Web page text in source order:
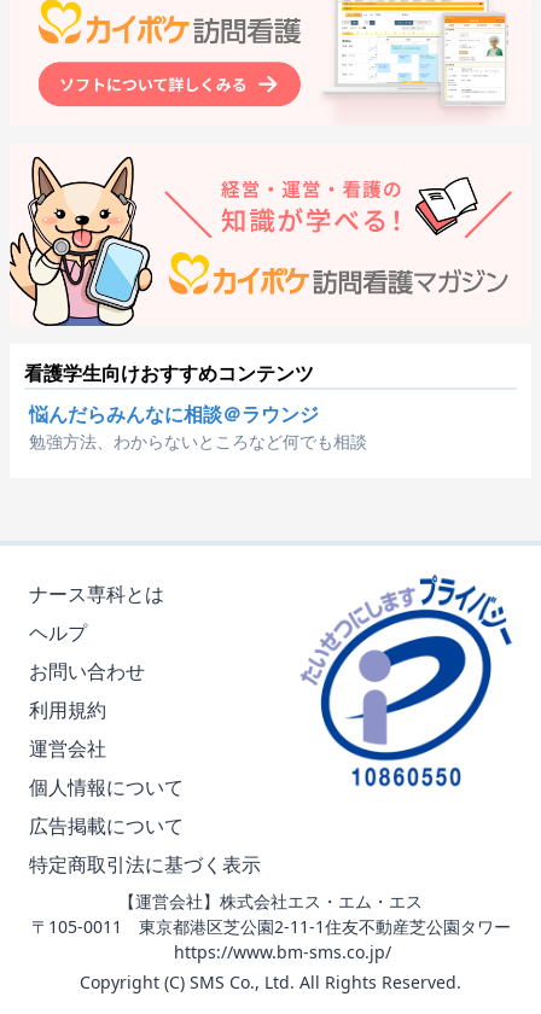
看護学生向けおすすめコンテンツ
悩んだらみんなに相談＠ラウンジ
勉強方法、わからないところなど何でも相談
ナース専科とは
ヘルプ
お問い合わせ
利用規約
運営会社
個人情報について
広告掲載について
特定商取引法に基づく表示
【運営会社】株式会社エス・エム・エス
〒105-0011 東京都港区芝公園2-11-1住友不動産芝公園タワー
https://www.bm-sms.co.jp/
Copyright (C) SMS Co., Ltd. All Rights Reserved.